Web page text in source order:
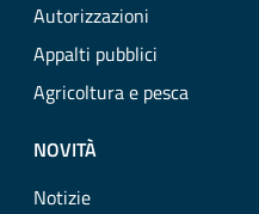
Autorizzazioni
Appalti pubblici
Agricoltura e pesca
NOVITÀ
Notizie